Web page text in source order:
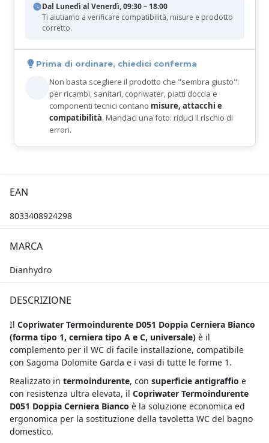
Dal Lunedì al Venerdì, 09:30 – 18:00
Ti aiutiamo a verificare compatibilità, misure e prodotto
corretto.
Prima di ordinare, chiedici conferma
Non basta scegliere il prodotto che "sembra giusto":
per ricambi, sanitari, copriwater, piatti doccia e
componenti tecnici contano misure, attacchi e
compatibilità. Mandaci una foto: riduci il rischio di
errori.
EAN
8033408924298
MARCA
Dianhydro
DESCRIZIONE
Il Copriwater Termoindurente D051 Doppia Cerniera Bianco
(forma tipo 1, cerniera tipo A e C, universale) è il
complemento per il WC di facile installazione, compatibile
con Sagoma Dolomite Garda e i vasi di tutte le forme 1.
Realizzato in termoindurente, con superficie antigraffio e
con resistenza ultra elevata, il Copriwater Termoindurente
D051 Doppia Cerniera Bianco è la soluzione economica ed
ergonomica per la sostituzione della tavoletta WC del bagno
domestico.